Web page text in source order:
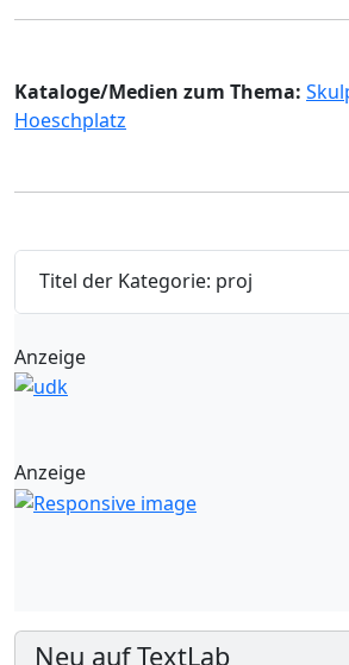
Kataloge/Medien zum Thema:
Hoeschplatz
Titel der Kategorie: proj
Anzeige
Anzeige
Neu auf TextLab